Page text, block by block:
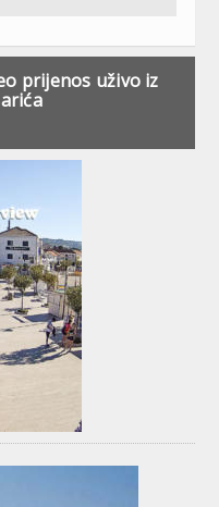
prijenos uživo iz